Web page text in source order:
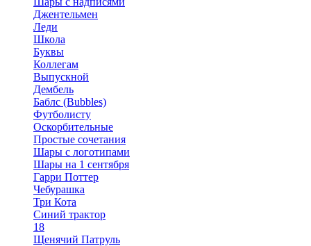
Джентельмен
Леди
Школа
Буквы
Коллегам
Выпускной
Дембель
Баблс (Bubbles)
Футболисту
Оскорбительные
Простые сочетания
Шары с логотипами
Шары на 1 сентября
Гарри Поттер
Чебурашка
Три Кота
Синий трактор
18
Щенячий Патруль